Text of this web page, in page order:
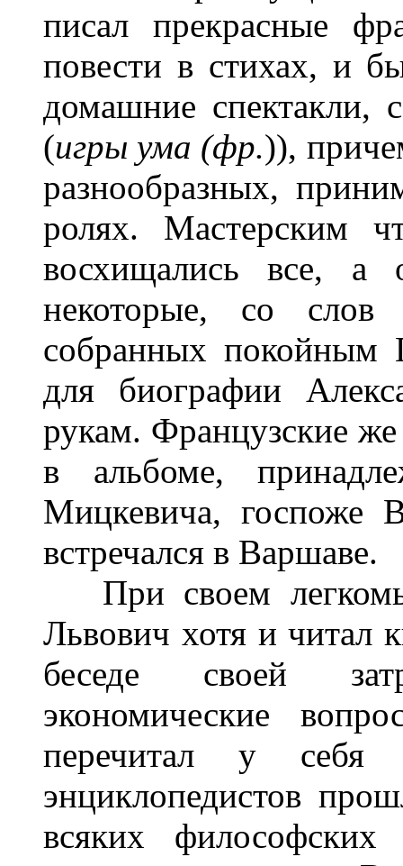
писал прекрасные
повести в стихах, и
домашние спектакли,
(игры ума (фр.)),
разнообразных,
ролях. Мастерским
восхищались все, а
некоторые, со
собранных покойным
для биографии
рукам. Французские
в альбоме,
Мицкевича, госпоже
встречался в Варшаве.
При своем
Львович хотя и читал
беседе своей
экономические
перечитал у себя
энциклопедистов
всяких